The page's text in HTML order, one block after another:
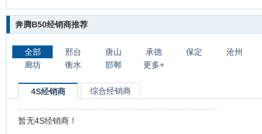
奔腾B50经销商推荐
全部 邢台 唐山 承德 保定
沧州
廊坊
衡水 邯郸 更多+
4S经销商 综合经销商
暂无4S经销商！